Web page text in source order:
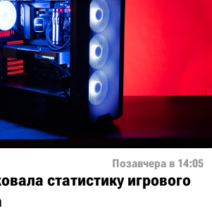
Позавчера в 14:05
статистику игрового